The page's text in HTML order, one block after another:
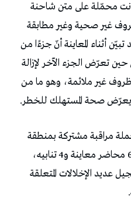
محمّلة على متن شاحنة
غير صحية وغير مطابقة
أثناء المعاينة أنّ جزءًا من
حين تعرّض الجزء الآخر لإزالة
ظروف غير ملائمة، وهو ما من
ويعرّض صحة المستهلك للخطر.
مراقبة مشتركة بمنطقة
حلق الوادي، أسفرت عن تحرير 6 محاضر معاينة و4 تنابيه،
الإخلالات المتعلقة